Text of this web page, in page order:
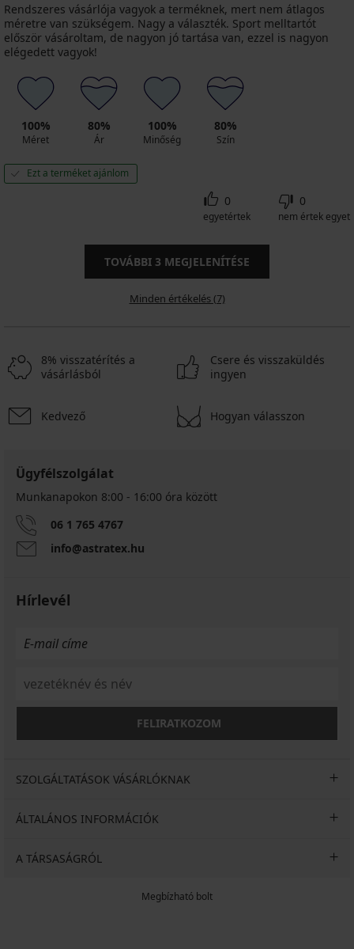
Rendszeres vásárlója vagyok a terméknek, mert nem átlagos
méretre van szükségem. Nagy a választék. Sport melltartót
először vásároltam, de nagyon jó tartása van, ezzel is nagyon
elégedett vagyok!
100%
Méret
80%
Ár
100%
Minőség
80%
Szín
Ezt a terméket ajánlom
0
egyetértek
0
nem értek egyet
TOVÁBBI 3 MEGJELENÍTÉSE
Minden értékelés (7)
8% visszatérítés a
vásárlásból
Csere és visszaküldés
ingyen
Kedvező Hogyan válasszon
Ügyfélszolgálat
Munkanapokon 8:00 - 16:00 óra között
06 1 765 4767
info@astratex.hu
Hírlevél
FELIRATKOZOM
SZOLGÁLTATÁSOK VÁSÁRLÓKNAK
ÁLTALÁNOS INFORMÁCIÓK
A TÁRSASÁGRÓL
Megbízható bolt